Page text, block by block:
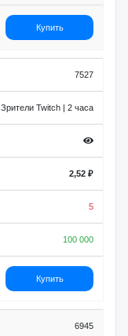
Купить
7527
Зрители Twitch | 2 часа
2,52 ₽
5
100 000
Купить
6945